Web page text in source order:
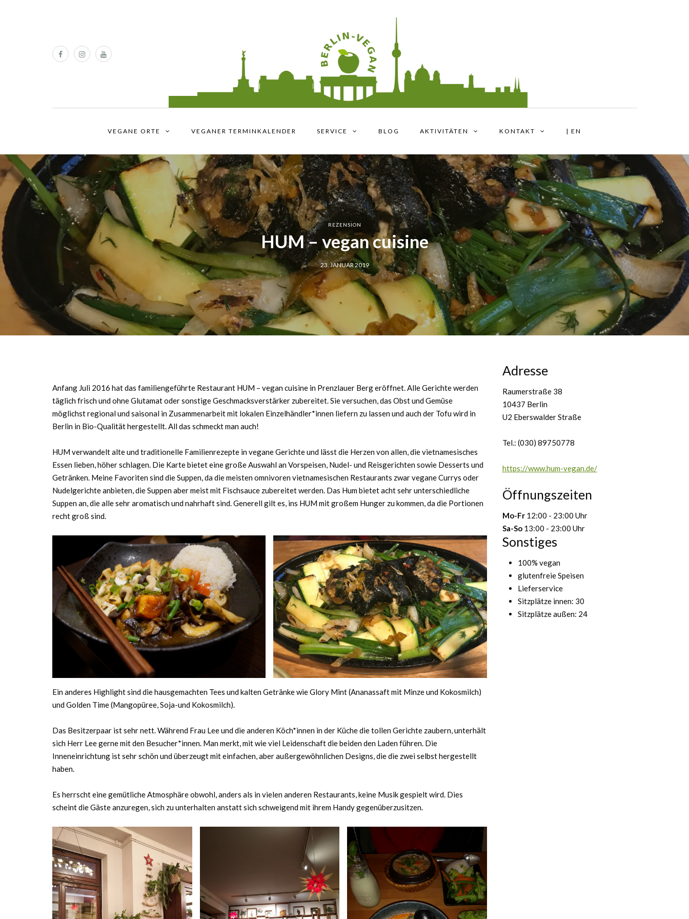
VEGANE ORTE VEGANER TERMINKALENDER SERVICE BLOG AKTIVITÄTEN KONTAKT | EN
REZENSION
HUM – vegan cuisine
23. JANUAR 2019
Anfang Juli 2016 hat das familiengeführte Restaurant HUM – vegan cuisine in Prenzlauer Berg eröffnet. Alle Gerichte werden
täglich frisch und ohne Glutamat oder sonstige Geschmacksverstärker zubereitet. Sie versuchen, das Obst und Gemüse
möglichst regional und saisonal in Zusammenarbeit mit lokalen Einzelhändler*innen liefern zu lassen und auch der Tofu wird in
Berlin in Bio-Qualität hergestellt. All das schmeckt man auch!
HUM verwandelt alte und traditionelle Familienrezepte in vegane Gerichte und lässt die Herzen von allen, die vietnamesisches
Essen lieben, höher schlagen. Die Karte bietet eine große Auswahl an Vorspeisen, Nudel- und Reisgerichten sowie Desserts und
Getränken. Meine Favoriten sind die Suppen, da die meisten omnivoren vietnamesischen Restaurants zwar vegane Currys oder
Nudelgerichte anbieten, die Suppen aber meist mit Fischsauce zubereitet werden. Das Hum bietet acht sehr unterschiedliche
Suppen an, die alle sehr aromatisch und nahrhaft sind. Generell gilt es, ins HUM mit großem Hunger zu kommen, da die Portionen
recht groß sind.
Ein anderes Highlight sind die hausgemachten Tees und kalten Getränke wie Glory Mint (Ananassaft mit Minze und Kokosmilch)
und Golden Time (Mangopüree, Soja-und Kokosmilch).
Das Besitzerpaar ist sehr nett. Während Frau Lee und die anderen Köch*innen in der Küche die tollen Gerichte zaubern, unterhält
sich Herr Lee gerne mit den Besucher*innen. Man merkt, mit wie viel Leidenschaft die beiden den Laden führen. Die
Inneneinrichtung ist sehr schön und überzeugt mit einfachen, aber außergewöhnlichen Designs, die die zwei selbst hergestellt
haben.
Es herrscht eine gemütliche Atmosphäre obwohl, anders als in vielen anderen Restaurants, keine Musik gespielt wird. Dies
scheint die Gäste anzuregen, sich zu unterhalten anstatt sich schweigend mit ihrem Handy gegenüberzusitzen.
Adresse
Raumerstraße 38
10437 Berlin
U2 Eberswalder Straße
Tel.: (030) 89750778
https://www.hum-vegan.de/
Öffnungszeiten
Mo-Fr12:00 - 23:00 Uhr
Sa-So13:00 - 23:00 Uhr
Sonstiges
100% vegan
glutenfreie Speisen
Lieferservice
Sitzplätze innen: 30
Sitzplätze außen: 24